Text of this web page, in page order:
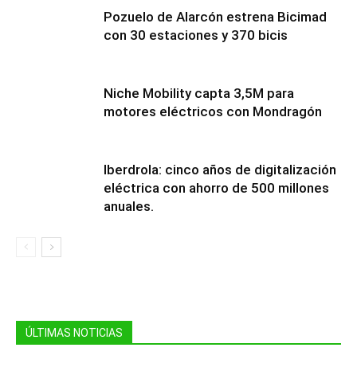
Pozuelo de Alarcón estrena Bicimad
con 30 estaciones y 370 bicis
Niche Mobility capta 3,5M para
motores eléctricos con Mondragón
Iberdrola: cinco años de digitalización
eléctrica con ahorro de 500 millones
anuales.
ÚLTIMAS NOTICIAS